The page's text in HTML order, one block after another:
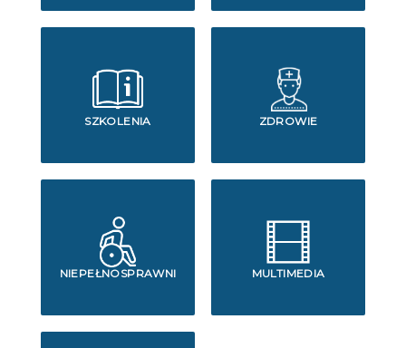
SZKOLENIA ZDROWIE
NIEPEŁNOSPRAWNI MULTIMEDIA